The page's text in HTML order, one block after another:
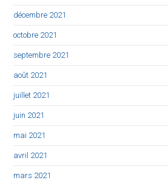
décembre 2021
octobre 2021
septembre 2021
août 2021
juillet 2021
juin 2021
mai 2021
avril 2021
mars 2021